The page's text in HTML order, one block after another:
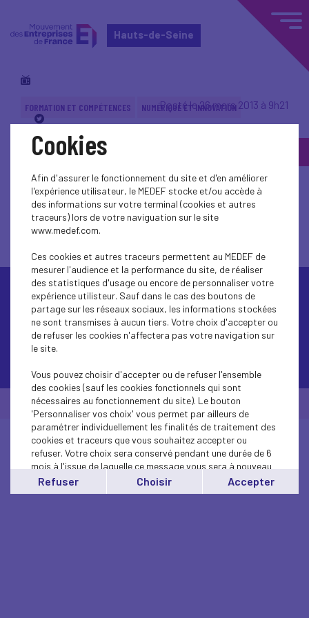
Hauts-de-Seine
FORMATION ET COMPÉTENCES NUMÉRIQUE ET INNOVATION
Posté le 26 mars 2013 à 9h21
Le numérique et les
systèmes educatifs :
tour d'horizon
© Medef Hauts-de-Seine 2026 -Mentions légales
Cookies
Afin d'assurer le fonctionnement du site et d'en améliorer
l'expérience utilisateur, le MEDEF stocke et/ou accède à
des informations sur votre terminal (cookies et autres
traceurs) lors de votre naviguation sur le site
www.medef.com.
Ces cookies et autres traceurs permettent au MEDEF de
mesurer l'audience et la performance du site, de réaliser
des statistiques d'usage ou encore de personnaliser votre
expérience utilisteur. Sauf dans le cas des boutons de
partage sur les réseaux sociaux, les informations stockées
ne sont transmises à aucun tiers. Votre choix d'accepter ou
de refuser les cookies n'affectera pas votre navigation sur
le site.
Vous pouvez choisir d'accepter ou de refuser l'ensemble
des cookies (sauf les cookies fonctionnels qui sont
nécessaires au fonctionnement du site). Le bouton
'Personnaliser vos choix' vous permet par ailleurs de
paramétrer individuellement les finalités de traitement des
cookies et traceurs que vous souhaitez accepter ou
refuser. Votre choix sera conservé pendant une durée de 6
mois à l'issue de laquelle ce message vous sera à nouveau
affiché..
Vous pouvez modifier votre choix à tout moment en
Refuser Choisir Accepter